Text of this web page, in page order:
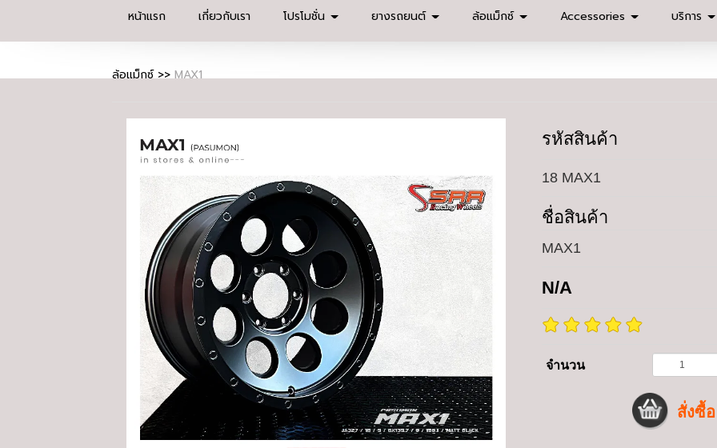
หน้าแรก เกี่ยวกับเรา โปรโมชั่น ยางรถยนต์ ล้อแม็กซ์ Accessories บริการ
ล้อแม็กซ์>>MAX1
รหัสสินค้า
18 MAX1
ชื่อสินค้า
MAX1
N/A
จำนวน
สั่งซื้อ